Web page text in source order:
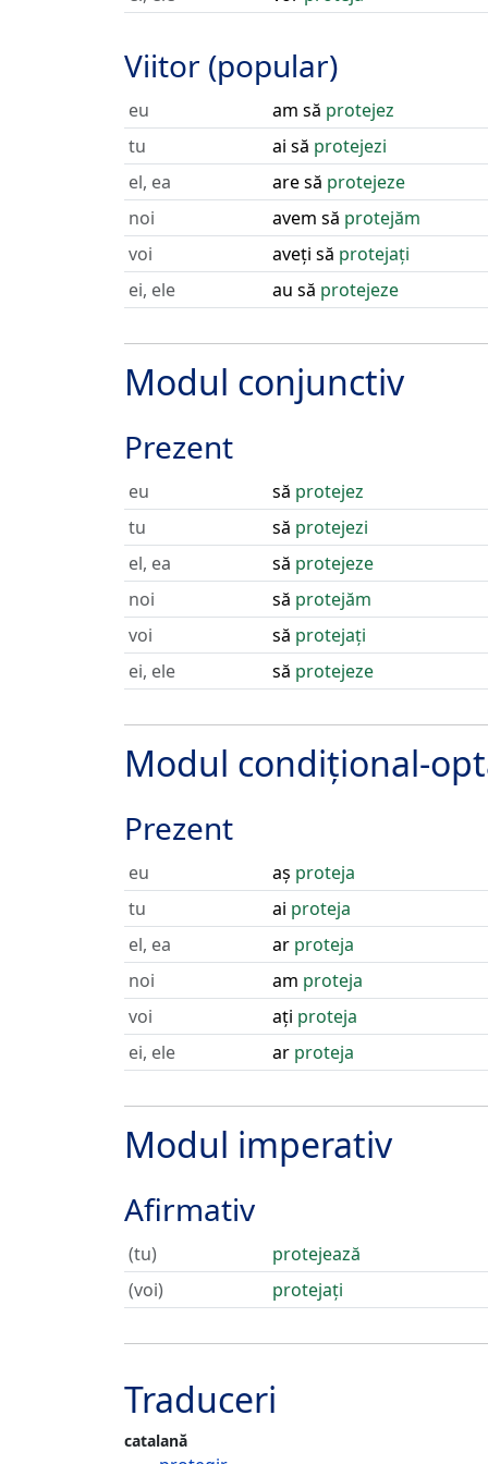
Viitor (popular)
eu am să protejez
tu
ai să protejezi
el, ea
are să protejeze
noi
avem să protejăm
voi
aveți să protejați
ei, ele
au să protejeze
Modul conjunctiv
Prezent
eu să protejez
tu
să protejezi
el, ea
să protejeze
noi
să protejăm
voi
să protejați
ei, ele
să protejeze
Modul condițional-
Prezent
eu aș proteja
tu
ai proteja
el, ea
ar proteja
noi
am proteja
voi
ați proteja
ei, ele
ar proteja
Modul imperativ
Afirmativ
(tu)
protejează
(voi)
protejați
Traduceri
catalană